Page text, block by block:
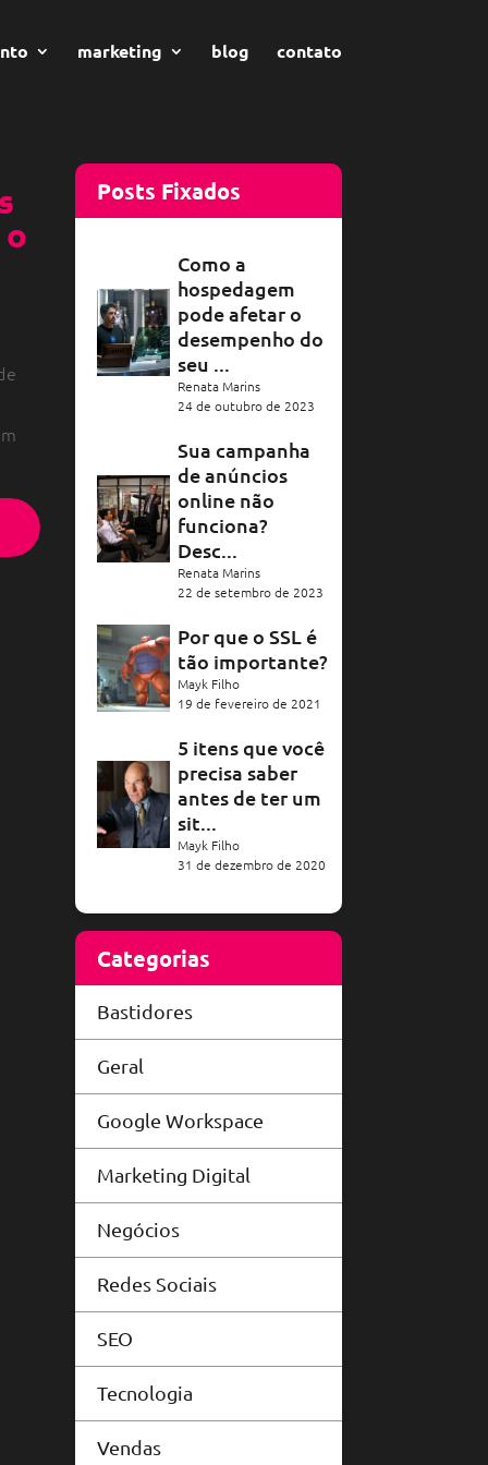
marketing blog contato
Posts Fixados
Como a
hospedagem
pode afetar o
desempenho do
seu ...
Renata Marins
24 de outubro de 2023
Sua campanha
de anúncios
online não
funciona?
Desc...
Renata Marins
22 de setembro de 2023
Por que o SSL é
tão importante?
Mayk Filho
19 de fevereiro de 2021
5 itens que você
precisa saber
antes de ter um
sit...
Mayk Filho
31 de dezembro de 2020
Categorias
Bastidores
Geral
Google Workspace
Marketing Digital
Negócios
Redes Sociais
SEO
Tecnologia
Vendas